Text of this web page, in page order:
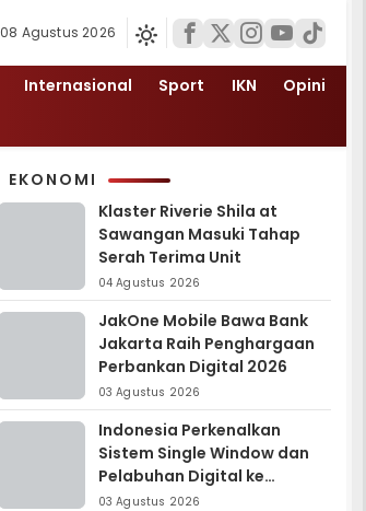
08 Agustus 2026
Internasional Sport IKN
Opini
EKONOMI
Klaster Riverie Shila at
Sawangan Masuki Tahap
Serah Terima Unit
04 Agustus 2026
JakOne Mobile Bawa Bank
Jakarta Raih Penghargaan
Perbankan Digital 2026
03 Agustus 2026
Indonesia Perkenalkan
Sistem Single Window dan
Pelabuhan Digital ke
Madagaskar
03 Agustus 2026